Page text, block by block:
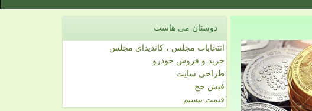
دوستان می هاست
انتخابات مجلس ، کاندیدای مجلس
خرید و فروش خودرو
طراحی سایت
فیش حج
قیمت بیسیم